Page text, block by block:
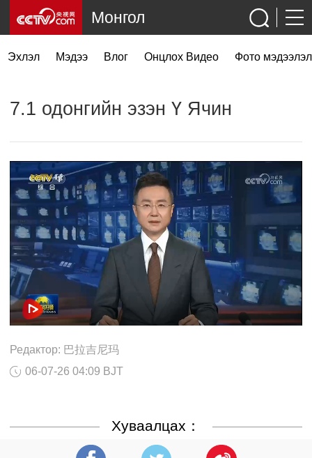
Эхлэл Мэдээ Влог Онцлох Видео Фото мэдээлэл
Монгол
7.1 одонгийн эзэн Ү Ячин
Редактор: 巴拉吉尼玛
06-07-26 04:09 BJT
Хуваалцах：